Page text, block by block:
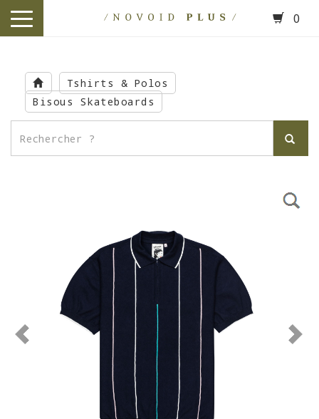
main
content
toggle
0
Tshirts & Polos
Bisous Skateboards